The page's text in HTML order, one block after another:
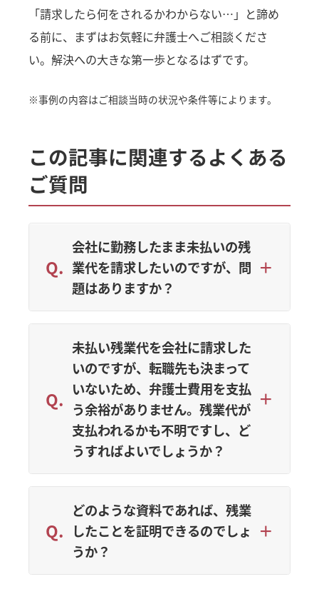
「請求したら何をされるかわからない…」と諦め
る前に、まずはお気軽に弁護士へご相談くださ
い。解決への大きな第一歩となるはずです。
※事例の内容はご相談当時の状況や条件等によります。
この記事に関連するよくある
ご質問
会社に勤務したまま未払いの残
業代を請求したいのですが、問
題はありますか？
未払い残業代を会社に請求した
いのですが、転職先も決まって
いないため、弁護士費用を支払
う余裕がありません。残業代が
支払われるかも不明ですし、ど
うすればよいでしょうか？
どのような資料であれば、残業
したことを証明できるのでしょ
うか？